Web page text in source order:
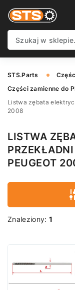
STS.Parts
Części zamienne do
Listwa zębata
2008
LISTWA
PEUGEOT
Znaleziony:1